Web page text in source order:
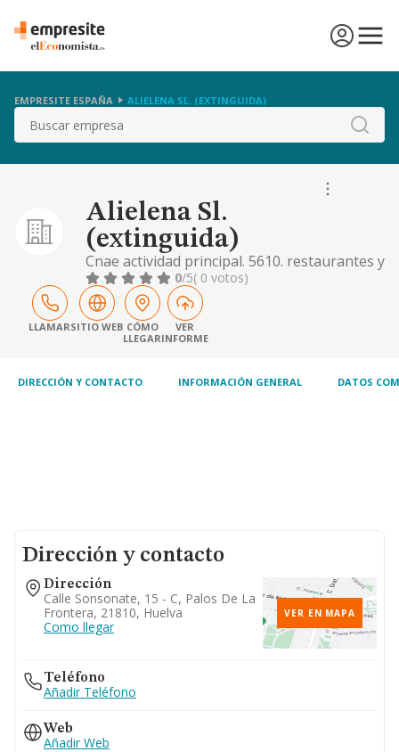
EMPRESITE ESPAÑA ALIELENA SL. (EXTINGUIDA)
Buscar
Alielena Sl.
(extinguida)
Cnae actividad principal. 5610. restaurantes y
puestos de comida. otras actividades. 5621.
provisión de comidas preparadas para
eventos. 5629. otros servicios de comidas.
5630. establecimientos de bebidas
0/5( 0 votos)
LLAMARSITIO WEB CÓMO
LLEGAR
VER
INFORME
DIRECCIÓN Y CONTACTO INFORMACIÓN GENERAL DATOS
Dirección y contacto
Dirección
Calle Sonsonate, 15 - C, Palos De La
Frontera, 21810, Huelva
Como llegar
VER EN MAPA
Teléfono
Añadir Teléfono
Web
Añadir Web